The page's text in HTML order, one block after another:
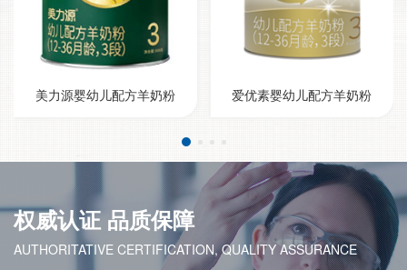
美力源婴幼儿配方羊奶粉 爱优素婴幼儿配方羊奶粉
权威认证 品质保障
AUTHORITATIVE CERTIFICATION, QUALITY ASSURANCE